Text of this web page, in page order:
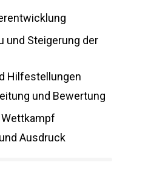
Steigerung der
und Bewertung
Ausdruck